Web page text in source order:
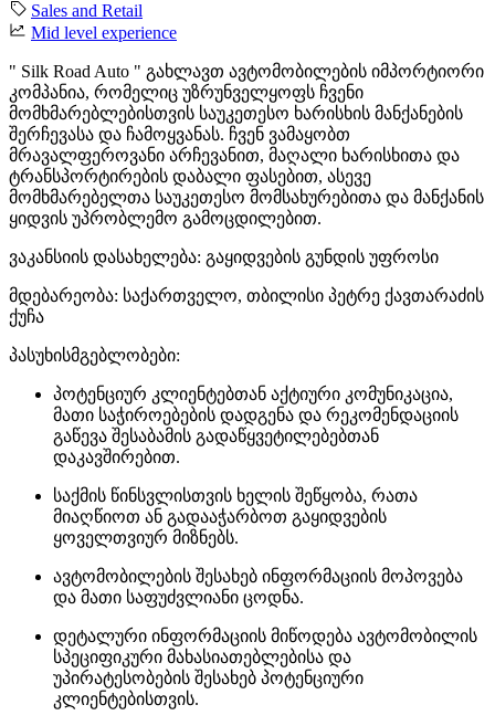
Sales and Retail
Mid level experience
" Silk Road Auto " გახლავთ ავტომობილების იმპორტიორი
კომპანია, რომელიც უზრუნველყოფს ჩვენი
მომხმარებლებისთვის საუკეთესო ხარისხის მანქანების
შერჩევასა და ჩამოყვანას. ჩვენ ვამაყობთ
მრავალფეროვანი არჩევანით, მაღალი ხარისხითა და
ტრანსპორტირების დაბალი ფასებით, ასევე
მომხმარებელთა საუკეთესო მომსახურებითა და მანქანის
ყიდვის უპრობლემო გამოცდილებით.
ვაკანსიის დასახელება: გაყიდვების გუნდის უფროსი
მდებარეობა: საქართველო, თბილისი პეტრე ქავთარაძის
ქუჩა
პასუხისმგებლობები:
პოტენციურ კლიენტებთან აქტიური კომუნიკაცია,
მათი საჭიროებების დადგენა და რეკომენდაციის
გაწევა შესაბამის გადაწყვეტილებებთან
დაკავშირებით.
საქმის წინსვლისთვის ხელის შეწყობა, რათა
მიაღწიოთ ან გადააჭარბოთ გაყიდვების
ყოველთვიურ მიზნებს.
ავტომობილების შესახებ ინფორმაციის მოპოვება
და მათი საფუძვლიანი ცოდნა.
დეტალური ინფორმაციის მიწოდება ავტომობილის
სპეციფიკური მახასიათებლებისა და
უპირატესობების შესახებ პოტენციური
კლიენტებისთვის.